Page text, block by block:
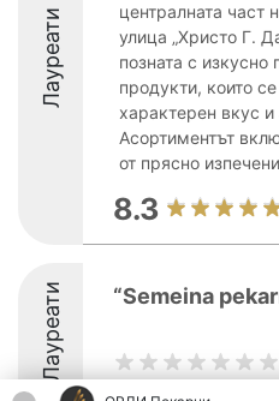
Лауреати
централната част
улица „Христо Г.
позната с изкусно
продукти, които се
характерен вкус и
Асортиментът
от прясно
8.3
Лауреати “Semeina